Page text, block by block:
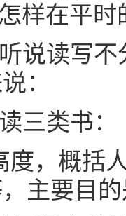
样在平
说读写
：
三类书：
度，概括
，主要目